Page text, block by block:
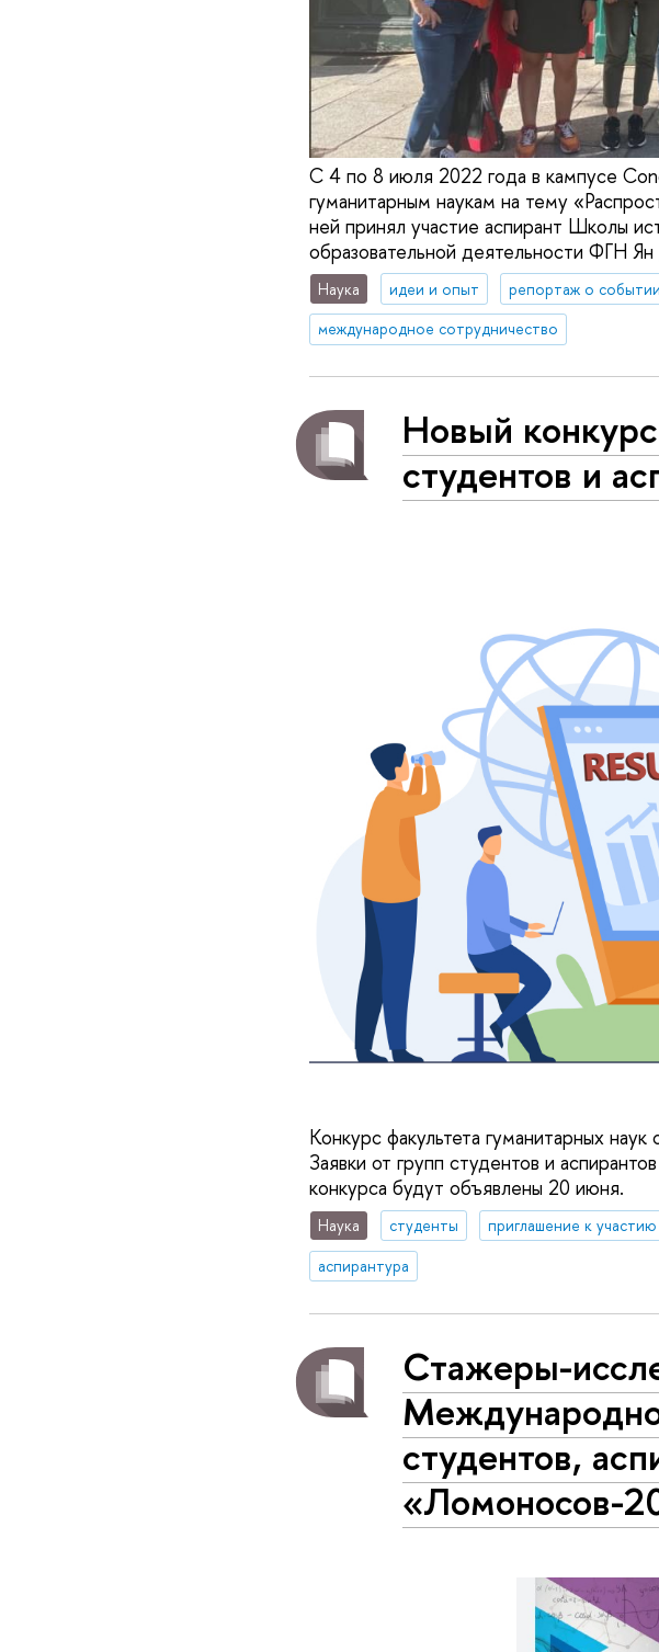
С 4 по 8 июля 2022 года в кампусе
гуманитарным наукам на тему
ней принял участие аспирант Школы
образовательной деятельности ФГН
Наука идеи и опыт репортаж о событии
международное сотрудничество
Новый
студентов и
Конкурс факультета гуманитарных
Заявки от групп студентов и
конкурса будут объявлены 20 июня.
Наука студенты приглашение к участию
аспирантура
Стажеры-
студентов,
«Ломоносов-